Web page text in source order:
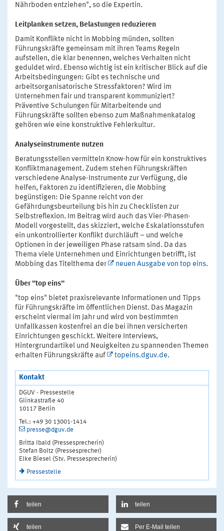
Nährboden entziehen", so die Expertin.
Leitplanken setzen, Belastungen reduzieren
Damit Konflikte nicht in Mobbing münden, sollten
Führungskräfte gemeinsam mit ihren Teams Regeln
aufstellen, die klar benennen, welches Verhalten nicht
geduldet wird. Ebenso wichtig ist ein kritischer Blick auf die
Arbeitsbedingungen: Gibt es technische und
arbeitsorganisatorische Stressfaktoren? Wird im
Unternehmen fair und transparent kommuniziert?
Präventive Schulungen für Mitarbeitende und
Führungskräfte sollten ebenso zum Maßnahmenkatalog
gehören wie eine konstruktive Fehlerkultur.
Analyseinstrumente nutzen
Beratungsstellen vermitteln Know-how für ein konstruktives
Konfliktmanagement. Zudem stehen Führungskräften
verschiedene Analyse-Instrumente zur Verfügung, die
helfen, Faktoren zu identifizieren, die Mobbing
begünstigen: Die Spanne reicht von der
Gefährdungsbeurteilung bis hin zu Checklisten zur
Selbstreflexion. Im Beitrag wird auch das Vier-Phasen-
Modell vorgestellt, das skizziert, welche Eskalationsstufen
ein unkontrollierter Konflikt durchläuft – und welche
Optionen in der jeweiligen Phase ratsam sind. Da das
Thema viele Unternehmen und Einrichtungen betrifft, ist
Mobbing das Titelthema der
neuen Ausgabe von top eins.
Über "top eins"
"top eins" bietet praxisrelevante Informationen und Tipps
für Führungskräfte im öffentlichen Dienst. Das Magazin
erscheint viermal im Jahr und wird von bestimmten
Unfallkassen kostenfrei an die bei ihnen versicherten
Einrichtungen geschickt. Weitere Interviews,
Hintergrundartikel und Neuigkeiten zu spannenden Themen
erhalten Führungskräfte auf
topeins.dguv.de.
Kontakt
DGUV - Pressestelle
Glinkastraße 40
10117 Berlin
Tel.: +49 30 13001-1414
presse@dguv.de
Britta Ibald (Pressesprecherin)
Stefan Boltz (Pressesprecher)
Elke Biesel (Stv. Pressesprecherin)
Pressestelle
teilen teilen
teilen Per E-Mail teilen